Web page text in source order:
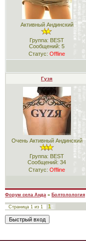
Активный Андинский
Группа: BEST
Сообщений: 5
Статус: Offline
Гузя
Очень Активный Андинский
Группа: BEST
Сообщений: 34
Статус: Offline
Форум села Анда » Болтолология
Страница 1 из 1 1